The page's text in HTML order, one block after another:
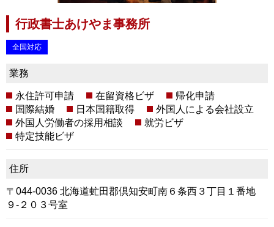
行政書士あけやま事務所
全国対応
業務
永住許可申請 在留資格ビザ
帰化申請
国際結婚
日本国籍取得
外国人による会社設立
外国人労働者の採用相談
就労ビザ
特定技能ビザ
住所
〒044-0036 北海道虻田郡倶知安町南６条西３丁目１番地
９-２０３号室